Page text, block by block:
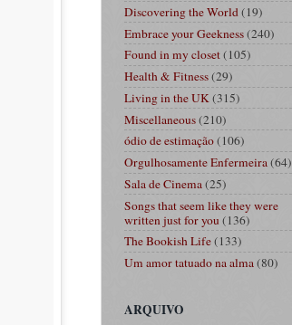
Discovering the World(19)
Embrace your Geekness(240)
Found in my closet(105)
Health & Fitness(29)
Living in the UK(315)
Miscellaneous(210)
ódio de estimação(106)
Orgulhosamente Enfermeira(64)
Sala de Cinema(25)
Songs that seem like they were
written just for you(136)
The Bookish Life(133)
Um amor tatuado na alma(80)
ARQUIVO